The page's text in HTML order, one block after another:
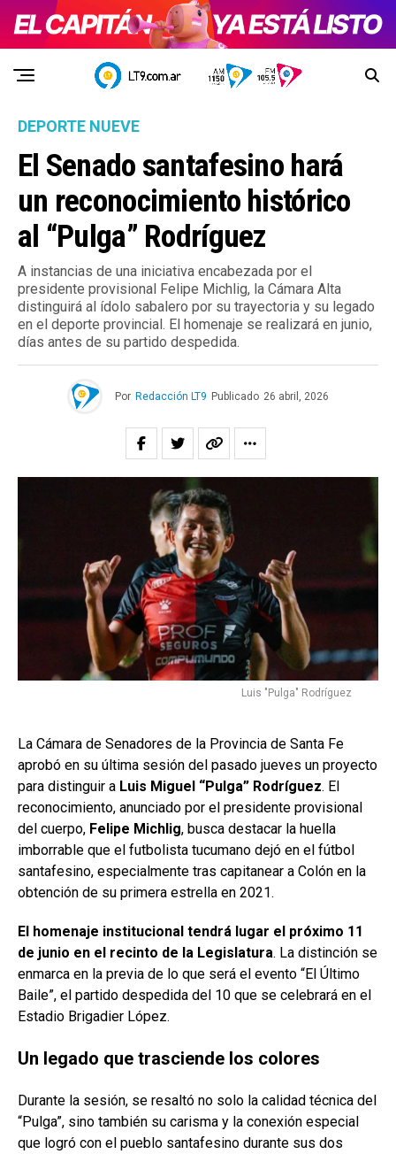
DEPORTE NUEVE
El Senado santafesino hará
un reconocimiento histórico
al “Pulga” Rodríguez
A instancias de una iniciativa encabezada por el
presidente provisional Felipe Michlig, la Cámara Alta
distinguirá al ídolo sabalero por su trayectoria y su legado
en el deporte provincial. El homenaje se realizará en junio,
días antes de su partido despedida.
Por Redacción LT9 Publicado 26 abril, 2026
Luis "Pulga" Rodríguez
La Cámara de Senadores de la Provincia de Santa Fe
aprobó en su última sesión del pasado jueves un proyecto
para distinguir a Luis Miguel “Pulga” Rodríguez. El
reconocimiento, anunciado por el presidente provisional
del cuerpo, Felipe Michlig, busca destacar la huella
imborrable que el futbolista tucumano dejó en el fútbol
santafesino, especialmente tras capitanear a Colón en la
obtención de su primera estrella en 2021.
El homenaje institucional tendrá lugar el próximo 11
de junio en el recinto de la Legislatura. La distinción se
enmarca en la previa de lo que será el evento “El Último
Baile”, el partido despedida del 10 que se celebrará en el
Estadio Brigadier López.
Un legado que trasciende los colores
Durante la sesión, se resaltó no solo la calidad técnica del
“Pulga”, sino también su carisma y la conexión especial
que logró con el pueblo santafesino durante sus dos